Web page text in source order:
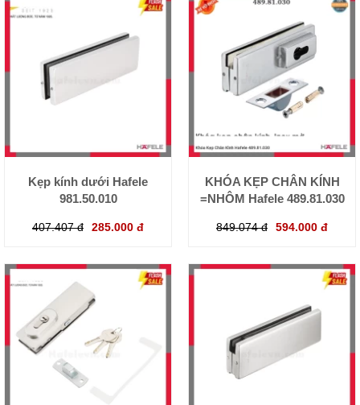
Kẹp kính dưới Hafele
981.50.010
407.407 đ 285.000 đ
KHÓA KẸP CHÂN KÍNH
=NHÔM Hafele 489.81.030
849.074 đ 594.000 đ